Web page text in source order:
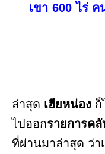
เขา 600 ไร่
ล่าสุด เฮียหน่อง ก็
ไปออกรายการค
ที่ผ่านมาล่าสุด ว่า